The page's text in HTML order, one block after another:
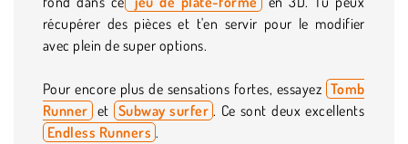
récupérer des pièces et t'en servir pour le modifier
avec plein de super options.
Pour encore plus de sensations fortes, essayez Tomb
Runner et Subway surfer . Ce sont deux excellents
Endless Runners .